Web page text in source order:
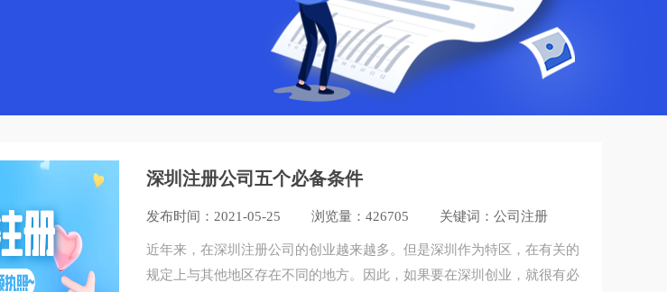
深圳注册公司五个必备条件
发布时间：2021-05-25 浏览量：426705 关键词：公司注册
近年来，在深圳注册公司的创业越来越多。但是深圳作为特区，在有关的
规定上与其他地区存在不同的地方。因此，如果要在深圳创业，就很有必